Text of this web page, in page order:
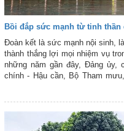
Bồi đắp sức mạnh từ tinh thần
Đoàn kết là sức mạnh nội sinh,
thành thắng lợi mọi nhiệm vụ
những năm gần đây, Đảng ủy,
chính - Hậu cần, Bộ Tham
chất lượng tổng hợp, xây dựng